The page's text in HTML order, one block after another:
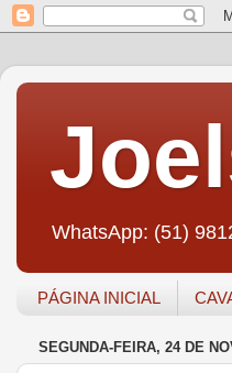
WhatsApp: (51)
PÁGINA INICIAL
SEGUNDA-FEIRA, 24 DE